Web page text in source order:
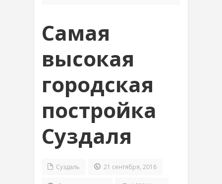
Самая
высокая
городская
постройка
Суздаля
Суздаль 21 сентября, 2016